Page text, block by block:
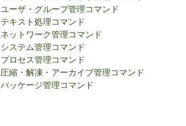
ユーザ・グループ管理コマンド
テキスト処理コマンド
ネットワーク管理コマンド
システム管理コマンド
プロセス管理コマンド
圧縮・解凍・アーカイブ管理コマンド
パッケージ管理コマンド